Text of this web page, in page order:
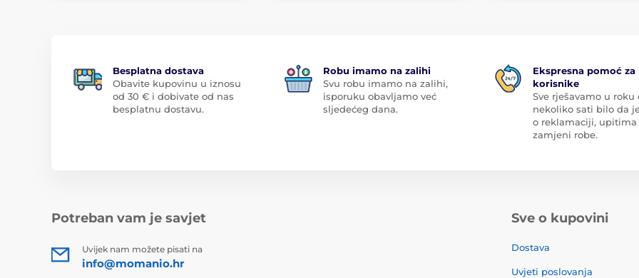
Besplatna dostava
Obavite kupovinu u iznosu
od 30 € i dobivate od nas
besplatnu dostavu.
Robu imamo na zalihi
Svu robu imamo na zalihi,
isporuku obavljamo već
sljedećeg dana.
Ekspresna pomoć za
korisnike
Sve rješavamo u roku
nekoliko sati bilo da
o reklamaciji, upitima
zamjeni robe.
Potreban vam je savjet
Uvijek nam možete pisati na
info@momanio.hr
Sve o kupovini
Dostava
Uvjeti poslovanja